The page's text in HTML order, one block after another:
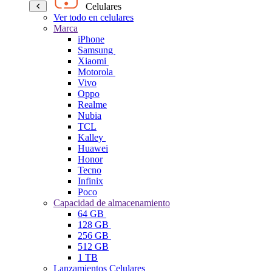
Celulares
Ver todo en celulares
Marca
iPhone
Samsung
Xiaomi
Motorola
Vivo
Oppo
Realme
Nubia
TCL
Kalley
Huawei
Honor
Tecno
Infinix
Poco
Capacidad de almacenamiento
64 GB
128 GB
256 GB
512 GB
1 TB
Lanzamientos Celulares